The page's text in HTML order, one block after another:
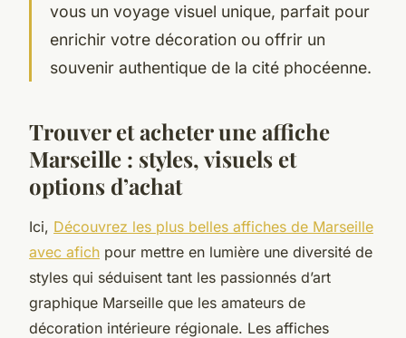
vous un voyage visuel unique, parfait pour
enrichir votre décoration ou offrir un
souvenir authentique de la cité phocéenne.
Trouver et acheter une affiche
Marseille : styles, visuels et
options d’achat
Ici, Découvrez les plus belles affiches de Marseille
avec afich pour mettre en lumière une diversité de
styles qui séduisent tant les passionnés d’art
graphique Marseille que les amateurs de
décoration intérieure régionale. Les affiches